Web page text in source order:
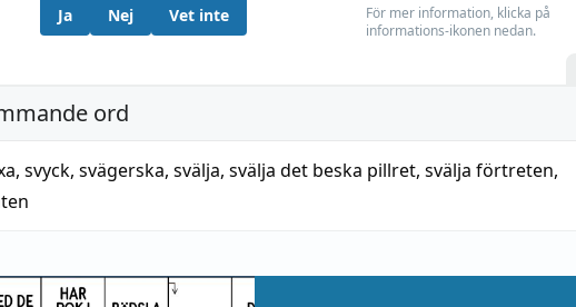
Ja Nej Vet inte
För mer information, klicka på
informations-ikonen nedan.
ord
, svyck, svägerska, svälja, svälja det beska pillret, svälja förtreten,